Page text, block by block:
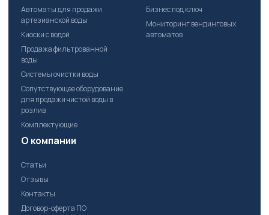
Автоматы для продажи
артезианской воды
Киоски с водой
Продажа фильтрованной
воды
Системы очистки воды
Сопутствующее оборудование
для продажи чистой воды в
розлив
Комплектующие
Бизнес под ключ
Мониторинг вендинговых
автоматов
О компании
Статьи
Отзывы
Контакты
Договор-оферта ПО